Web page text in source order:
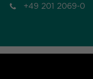
+49 201 2069-0